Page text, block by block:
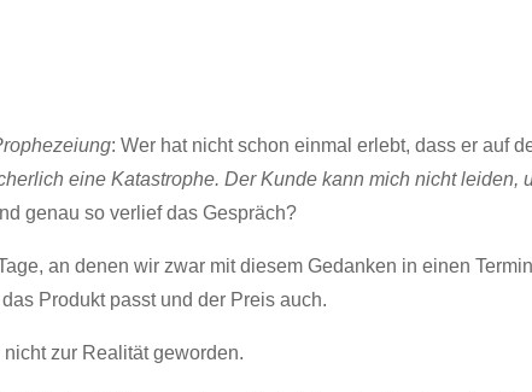
: Wer hat nicht schon einmal erlebt, dass er auf
eine Katastrophe. Der Kunde kann mich nicht leiden,
genau so verlief das Gespräch?
an denen wir zwar mit diesem Gedanken in einen
Produkt passt und der Preis auch.
zur Realität geworden.